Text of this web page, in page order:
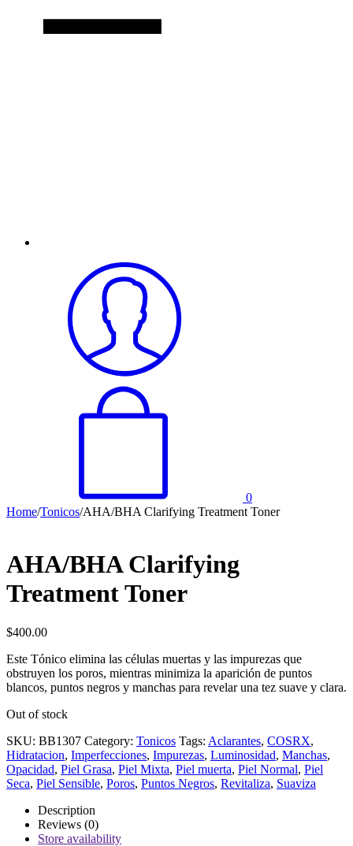
0
Home/Tonicos/AHA/BHA Clarifying Treatment Toner
AHA/BHA Clarifying
Treatment Toner
$400.00
Este Tónico elimina las células muertas y las impurezas que
obstruyen los poros, mientras minimiza la aparición de puntos
blancos, puntos negros y manchas para revelar una tez suave y clara.
Out of stock
SKU: BB1307 Category: Tonicos Tags: Aclarantes, COSRX,
Hidratacion, Imperfecciones, Impurezas, Luminosidad, Manchas,
Opacidad, Piel Grasa, Piel Mixta, Piel muerta, Piel Normal, Piel
Seca, Piel Sensible, Poros, Puntos Negros, Revitaliza, Suaviza
Description
Reviews (0)
Store availability